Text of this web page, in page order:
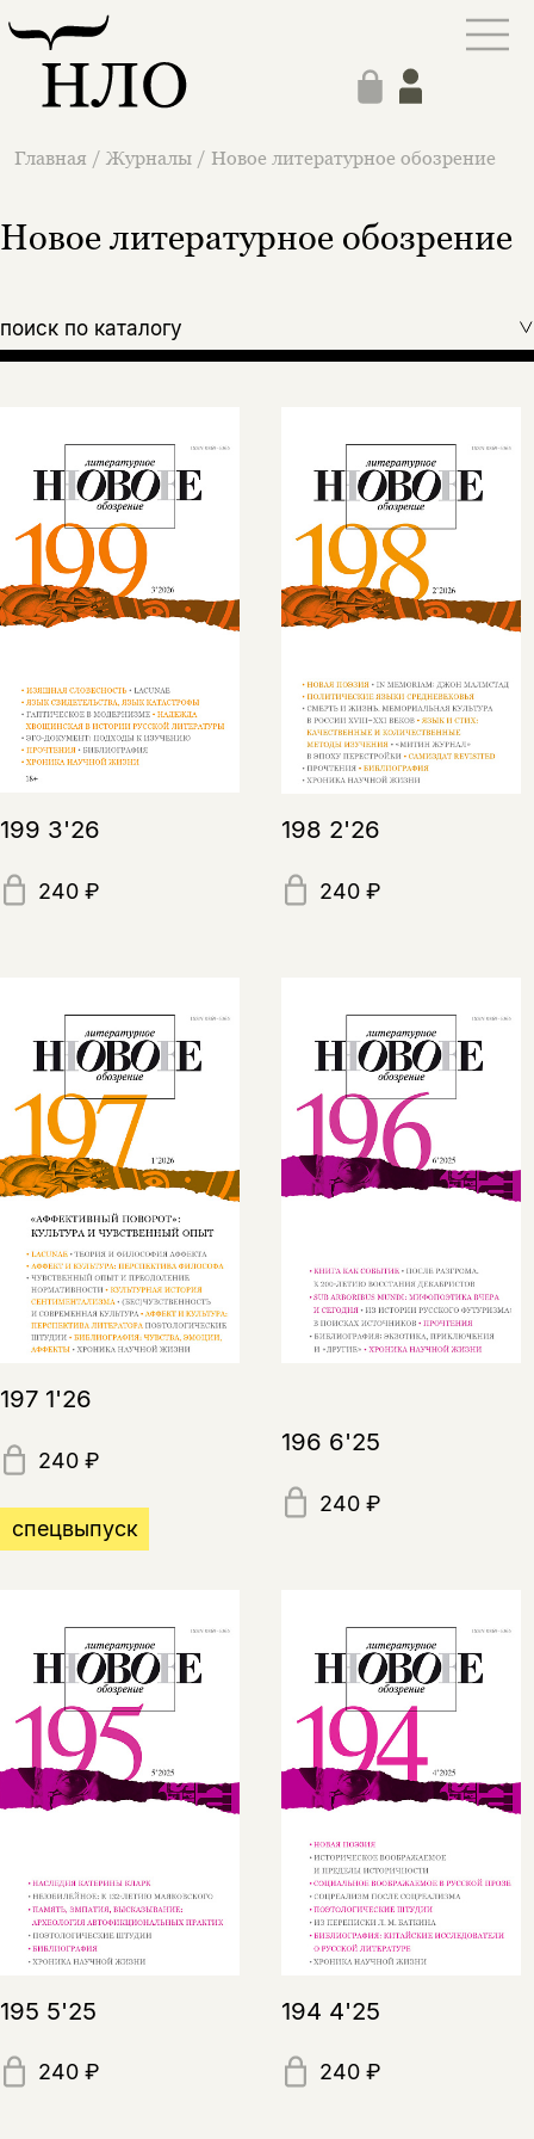
Главная / Журналы / Новое литературное обозрение
поиск по каталогу
Новое литературное обозрение
199 3'26
240 ₽
198 2'26
240 ₽
197 1'26
спецвыпуск
240 ₽
196 6'25
240 ₽
195 5'25
240 ₽
194 4'25
240 ₽